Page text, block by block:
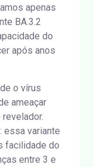
apenas
BA.3.2
do
após anos
o vírus
ameaçar
essa variante
facilidade do
entre 3 e